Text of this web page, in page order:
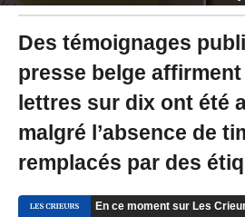
-
M
i
s
j
u
2
Des témoignages
presse belge
lettres sur dix ont été
malgré l’absence de
remplacés par des